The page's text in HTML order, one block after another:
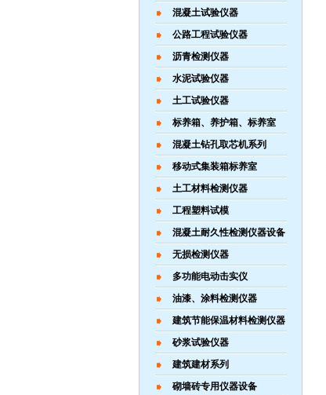
混凝土试验仪器
公路工程试验仪器
沥青检测仪器
水泥试验仪器
土工试验仪器
标养箱、养护箱、标养室
混凝土钻孔取芯机系列
移动式集装箱标养室
土工材料检测仪器
工程塑料试模
混凝土耐久性检测仪器设备
无损检测仪器
多功能电动击实仪
油漆、涂料检测仪器
建筑节能保温材料检测仪器
砂浆试验仪器
建筑建材系列
砌墙砖专用仪器设备